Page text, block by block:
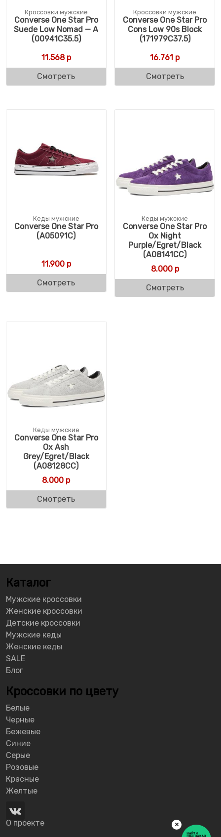
Кроссовки мужские
Converse One Star Pro
Suede Low Nomad — A
(00941C35.5)
11.568р
Смотреть
Кроссовки мужские
Converse One Star Pro
Cons Low 90s Block
(171979C37.5)
16.761 р
Смотреть
Кеды мужские
Converse One Star Pro
(A05091C)
11.900р
Смотреть
Кеды мужские
Converse One Star Pro
Ox Night
Purple/Egret/Black
(A08141CC)
8.000р
Смотреть
Кеды мужские
Converse One Star Pro
Ox Ash
Grey/Egret/Black
(A08128CC)
8.000 р
Смотреть
Каталог
Мужские кроссовки
Женские кроссовки
Детские кроссовки
Мужские кеды
Женские кеды
SALE
Блог
Кроссовки по цвету
Белые
Черные
Бежевые
Синие
Серые
Розовые
Красные
Желтые
О проекте ×